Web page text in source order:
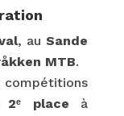
, auSande
MTB.
compétitions
2ᵉ place à